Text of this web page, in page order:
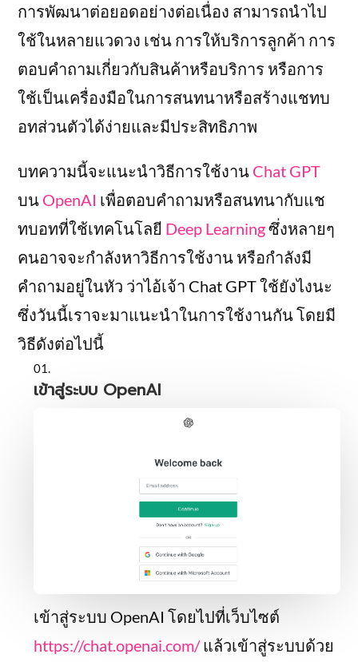
การพัฒนาต่อยอดอย่างต่อเนื่อง สามารถนำไป
ใช้ในหลายแวดวง เช่น การให้บริการลูกค้า การ
ตอบคำถามเกี่ยวกับสินค้าหรือบริการ หรือการ
ใช้เป็นเครื่องมือในการสนทนาหรือสร้างแชทบ
อทส่วนตัวได้ง่ายและมีประสิทธิภาพ
บทความนี้จะแนะนำวิธีการใช้งาน Chat GPT
บน OpenAI เพื่อตอบคำถามหรือสนทนากับแช
ทบอทที่ใช้เทคโนโลยี Deep Learningซึ่งหลายๆ
คนอาจจะกำลังหาวิธีการใช้งาน หรือกำลังมี
คำถามอยู่ในหัว ว่าไอ้เจ้า Chat GPT ใช้ยังไงนะ
ซึ่งวันนี้เราจะมาแนะนำในการใช้งานกัน โดยมี
วิธีดังต่อไปนี้
เข้าสู่ระบบ OpenAI
เข้าสู่ระบบ OpenAI โดยไปที่เว็บไซต์
https://chat.openai.com/แล้วเข้าสู่ระบบด้วย